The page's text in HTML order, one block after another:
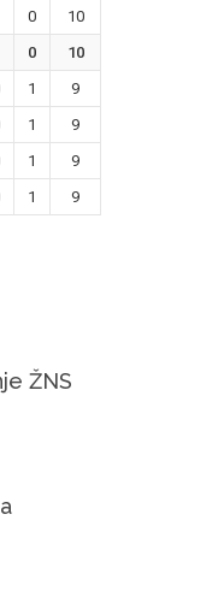
0
10
0
10
1
9
1
9
1
9
1 9
ŽNS